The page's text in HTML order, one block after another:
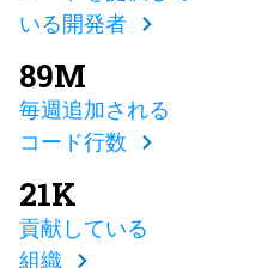
いる開発者
89M
毎週追加される
コード行数
21K
貢献している
組織